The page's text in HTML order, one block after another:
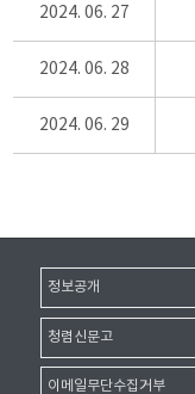
2024. 06. 27
2024. 06. 28
2024. 06. 29
정보공개
청렴신문고
이메일무단수집거부